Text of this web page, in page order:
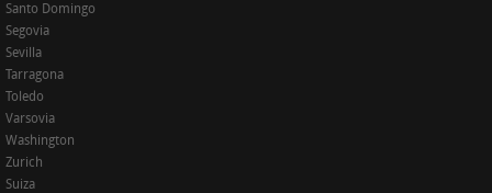
Santo Domingo
Segovia
Sevilla
Tarragona
Toledo
Varsovia
Washington
Zurich
Suiza